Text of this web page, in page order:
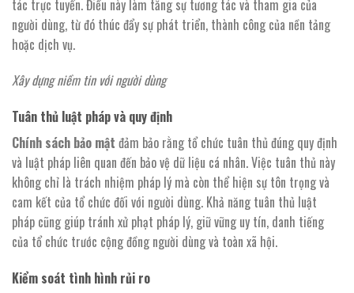
tác trực tuyến. Điều này làm tăng sự tương tác và tham gia của
người dùng, từ đó thúc đẩy sự phát triển, thành công của nền tảng
hoặc dịch vụ.
Xây dựng niềm tin với người dùng
Tuân thủ luật pháp và quy định
Chính sách bảo mật đảm bảo rằng tổ chức tuân thủ đúng quy định
và luật pháp liên quan đến bảo vệ dữ liệu cá nhân. Việc tuân thủ này
không chỉ là trách nhiệm pháp lý mà còn thể hiện sự tôn trọng và
cam kết của tổ chức đối với người dùng. Khả năng tuân thủ luật
pháp cũng giúp tránh xử phạt pháp lý, giữ vững uy tín, danh tiếng
của tổ chức trước cộng đồng người dùng và toàn xã hội.
Kiểm soát tình hình rủi ro